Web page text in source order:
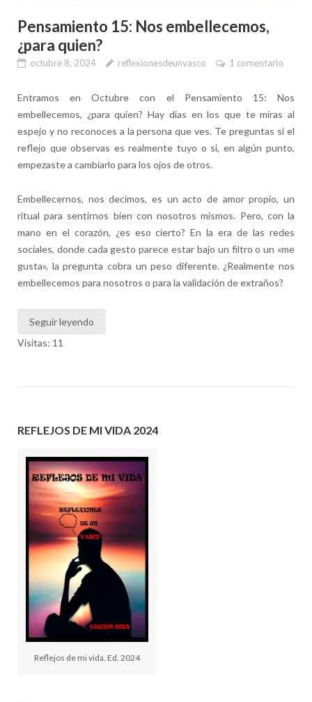
Pensamiento 15: Nos embellecemos,
¿para quien?
octubre 8, 2024 reflexionesdeunvasco 1 comentario
Entramos en Octubre con el Pensamiento 15: Nos
embellecemos, ¿para quien? Hay días en los que te miras al
espejo y no reconoces a la persona que ves. Te preguntas si el
reflejo que observas es realmente tuyo o si, en algún punto,
empezaste a cambiarlo para los ojos de otros.
Embellecernos, nos decimos, es un acto de amor propio, un
ritual para sentirnos bien con nosotros mismos. Pero, con la
mano en el corazón, ¿es eso cierto? En la era de las redes
sociales, donde cada gesto parece estar bajo un filtro o un «me
gusta», la pregunta cobra un peso diferente. ¿Realmente nos
embellecemos para nosotros o para la validación de extraños?
Seguir leyendo
Visitas: 11
REFLEJOS DE MI VIDA 2024
Reflejos de mi vida. Ed. 2024